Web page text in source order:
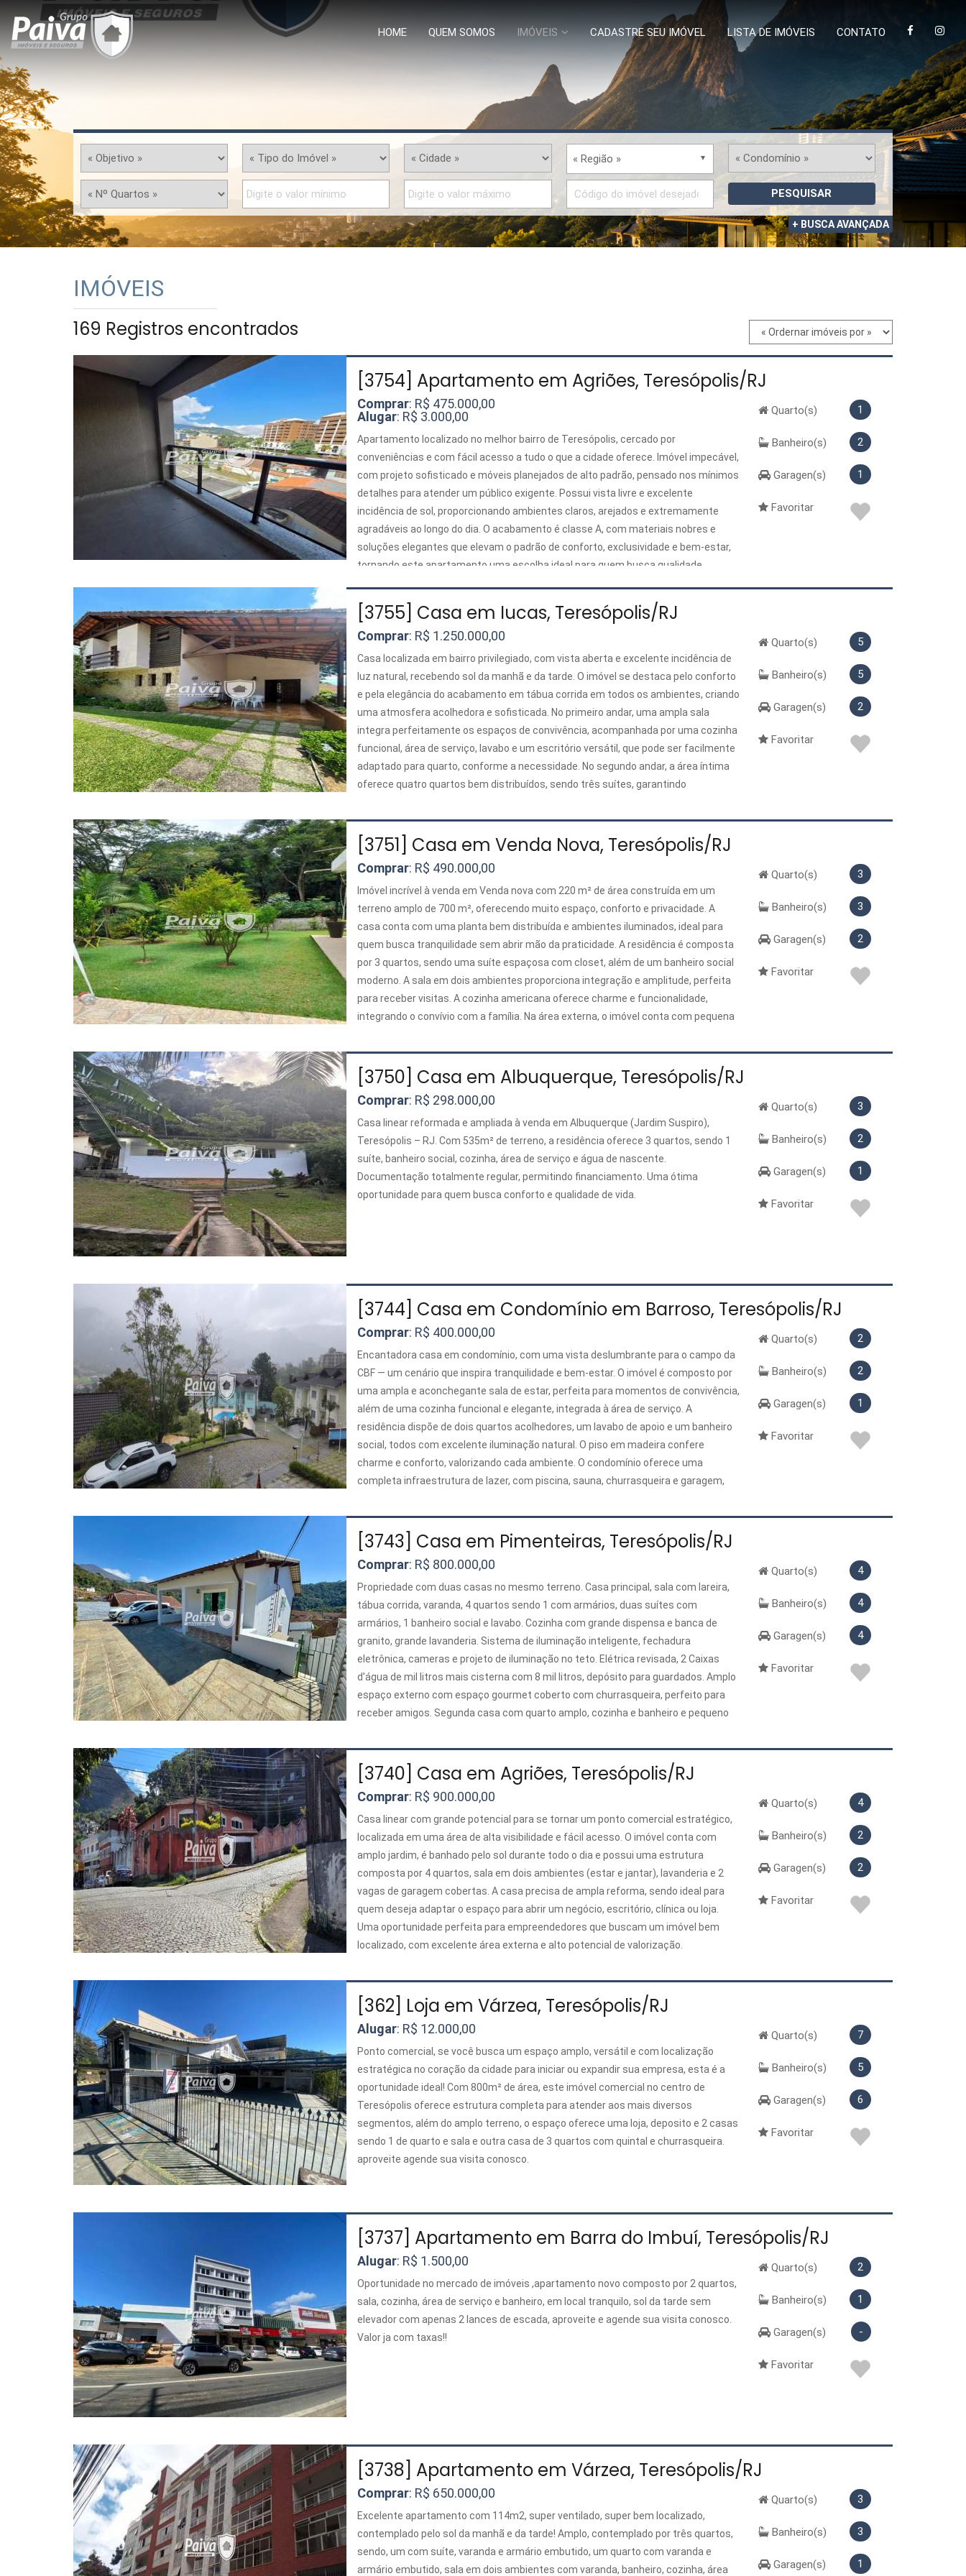
HOME QUEM SOMOS IMÓVEIS CADASTRE SEU IMÓVEL LISTA DE IMÓVEIS CONTATO
« Região »
PESQUISAR
+ BUSCA AVANÇADA
IMÓVEIS
169 Registros encontrados
[3754] Apartamento em Agriões, Teresópolis/RJ
Comprar: R$ 475.000,00
Alugar: R$ 3.000,00
Apartamento localizado no melhor bairro de Teresópolis, cercado por
conveniências e com fácil acesso a tudo o que a cidade oferece. Imóvel impecável,
com projeto sofisticado e móveis planejados de alto padrão, pensado nos mínimos
detalhes para atender um público exigente. Possui vista livre e excelente
incidência de sol, proporcionando ambientes claros, arejados e extremamente
agradáveis ao longo do dia. O acabamento é classe A, com materiais nobres e
soluções elegantes que elevam o padrão de conforto, exclusividade e bem-estar,
tornando este apartamento uma escolha ideal para quem busca qualidade,
Quarto(s) 1
Banheiro(s) 2
Garagen(s) 1
Favoritar
[3755] Casa em Iucas, Teresópolis/RJ
Comprar: R$ 1.250.000,00
Casa localizada em bairro privilegiado, com vista aberta e excelente incidência de
luz natural, recebendo sol da manhã e da tarde. O imóvel se destaca pelo conforto
e pela elegância do acabamento em tábua corrida em todos os ambientes, criando
uma atmosfera acolhedora e sofisticada. No primeiro andar, uma ampla sala
integra perfeitamente os espaços de convivência, acompanhada por uma cozinha
funcional, área de serviço, lavabo e um escritório versátil, que pode ser facilmente
adaptado para quarto, conforme a necessidade. No segundo andar, a área íntima
oferece quatro quartos bem distribuídos, sendo três suítes, garantindo
com um agradável quintal e uma suíte independente, ideal para hóspedes, home
office ou espaço de apoio, valorizando ainda mais a funcionalidade e o potencial
deste imóvel único.
Quarto(s) 5
Banheiro(s) 5
Garagen(s) 2
Favoritar
[3751] Casa em Venda Nova, Teresópolis/RJ
Comprar: R$ 490.000,00
Imóvel incrível à venda em Venda nova com 220 m² de área construída em um
terreno amplo de 700 m², oferecendo muito espaço, conforto e privacidade. A
casa conta com uma planta bem distribuída e ambientes iluminados, ideal para
quem busca tranquilidade sem abrir mão da praticidade. A residência é composta
por 3 quartos, sendo uma suíte espaçosa com closet, além de um banheiro social
moderno. A sala em dois ambientes proporciona integração e amplitude, perfeita
para receber visitas. A cozinha americana oferece charme e funcionalidade,
integrando o convívio com a família. Na área externa, o imóvel conta com pequena
diversas possibilidades de uso e personalização. Uma excelente oportunidade
para quem procura um imóvel confortável, bem localizado e com ótimo potencial
de valorização.
Quarto(s) 3
Banheiro(s) 3
Garagen(s) 2
Favoritar
[3750] Casa em Albuquerque, Teresópolis/RJ
Comprar: R$ 298.000,00
Casa linear reformada e ampliada à venda em Albuquerque (Jardim Suspiro),
Teresópolis – RJ. Com 535m² de terreno, a residência oferece 3 quartos, sendo 1
suíte, banheiro social, cozinha, área de serviço e água de nascente.
Documentação totalmente regular, permitindo financiamento. Uma ótima
oportunidade para quem busca conforto e qualidade de vida.
Quarto(s) 3
Banheiro(s) 2
Garagen(s) 1
Favoritar
[3744] Casa em Condomínio em Barroso, Teresópolis/RJ
Comprar: R$ 400.000,00
Encantadora casa em condomínio, com uma vista deslumbrante para o campo da
CBF — um cenário que inspira tranquilidade e bem-estar. O imóvel é composto por
uma ampla e aconchegante sala de estar, perfeita para momentos de convivência,
além de uma cozinha funcional e elegante, integrada à área de serviço. A
residência dispõe de dois quartos acolhedores, um lavabo de apoio e um banheiro
social, todos com excelente iluminação natural. O piso em madeira confere
charme e conforto, valorizando cada ambiente. O condomínio oferece uma
completa infraestrutura de lazer, com piscina, sauna, churrasqueira e garagem,
quem busca conforto, segurança e uma vista privilegiada, em um dos locais mais
agradáveis da região.
Quarto(s) 2
Banheiro(s) 2
Garagen(s) 1
Favoritar
[3743] Casa em Pimenteiras, Teresópolis/RJ
Comprar: R$ 800.000,00
Propriedade com duas casas no mesmo terreno. Casa principal, sala com lareira,
tábua corrida, varanda, 4 quartos sendo 1 com armários, duas suítes com
armários, 1 banheiro social e lavabo. Cozinha com grande dispensa e banca de
granito, grande lavanderia. Sistema de iluminação inteligente, fechadura
eletrônica, cameras e projeto de iluminação no teto. Elétrica revisada, 2 Caixas
d’água de mil litros mais cisterna com 8 mil litros, depósito para guardados. Amplo
espaço externo com espaço gourmet coberto com churrasqueira, perfeito para
receber amigos. Segunda casa com quarto amplo, cozinha e banheiro e pequeno
Vaga para 4 carros. Rua super residencial e tranquila, 5 minutinhos do Centro. Casa
passou por reformas recente onde foi trocado parte da elétrica, novas caixas
d’água, novo telhado, gesso, iluminação, CFTV, todas as portas e janelas e outros.
Aceita apto ou casa como parte de pagamento.
Quarto(s) 4
Banheiro(s) 4
Garagen(s) 4
Favoritar
[3740] Casa em Agriões, Teresópolis/RJ
Comprar: R$ 900.000,00
Casa linear com grande potencial para se tornar um ponto comercial estratégico,
localizada em uma área de alta visibilidade e fácil acesso. O imóvel conta com
amplo jardim, é banhado pelo sol durante todo o dia e possui uma estrutura
composta por 4 quartos, sala em dois ambientes (estar e jantar), lavanderia e 2
vagas de garagem cobertas. A casa precisa de ampla reforma, sendo ideal para
quem deseja adaptar o espaço para abrir um negócio, escritório, clínica ou loja.
Uma oportunidade perfeita para empreendedores que buscam um imóvel bem
localizado, com excelente área externa e alto potencial de valorização.
Quarto(s) 4
Banheiro(s) 2
Garagen(s) 2
Favoritar
[362] Loja em Várzea, Teresópolis/RJ
Alugar: R$ 12.000,00
Ponto comercial, se você busca um espaço amplo, versátil e com localização
estratégica no coração da cidade para iniciar ou expandir sua empresa, esta é a
oportunidade ideal! Com 800m² de área, este imóvel comercial no centro de
Teresópolis oferece estrutura completa para atender aos mais diversos
segmentos, além do amplo terreno, o espaço oferece uma loja, deposito e 2 casas
sendo 1 de quarto e sala e outra casa de 3 quartos com quintal e churrasqueira.
aproveite agende sua visita conosco.
Quarto(s) 7
Banheiro(s) 5
Garagen(s) 6
Favoritar
[3737] Apartamento em Barra do Imbuí, Teresópolis/RJ
Alugar: R$ 1.500,00
Oportunidade no mercado de imóveis ,apartamento novo composto por 2 quartos,
sala, cozinha, área de serviço e banheiro, em local tranquilo, sol da tarde sem
elevador com apenas 2 lances de escada, aproveite e agende sua visita conosco.
Valor ja com taxas!!
Quarto(s) 2
Banheiro(s) 1
Garagen(s) -
Favoritar
[3738] Apartamento em Várzea, Teresópolis/RJ
Comprar: R$ 650.000,00
Excelente apartamento com 114m2, super ventilado, super bem localizado,
contemplado pelo sol da manhã e da tarde! Amplo, contemplado por três quartos,
sendo, um com suíte, varanda e armário embutido, um quarto com varanda e
armário embutido, sala em dois ambientes com varanda, banheiro, cozinha, área
Quarto(s) 3
Banheiro(s) 3
Garagen(s) 1